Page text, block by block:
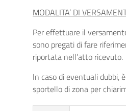
MODALITA’ DI
Per effettuare il
sono pregati di fare
riportata nell’atto ricevuto.
In caso di eventuali dubbi,
sportello di zona per